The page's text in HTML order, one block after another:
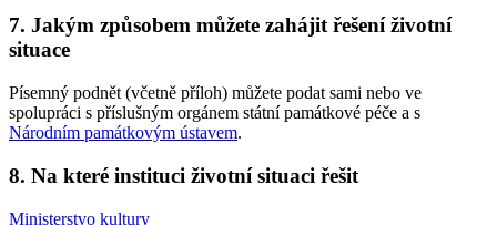
7. Jakým způsobem můžete zahájit řešení životní
situace
Písemný podnět (včetně příloh) můžete podat sami nebo ve
spolupráci s příslušným orgánem státní památkové péče a s
Národním památkovým ústavem.
8. Na které instituci životní situaci řešit
Ministerstvo kultury